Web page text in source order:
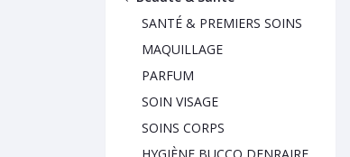
SANTÉ & PREMIERS SOINS
MAQUILLAGE
PARFUM
SOIN VISAGE
SOINS CORPS